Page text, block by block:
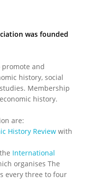
was founded
and
history, social
Membership
history.
are:
History Review with
International
organises The
every three to four